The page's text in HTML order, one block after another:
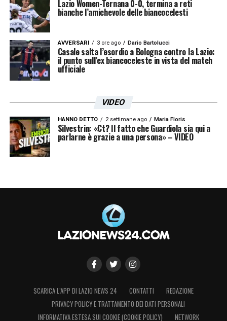
LA PLAYLIST DELLE NOSTRE TOP NEWS
Lazio Women-Ternana 0-0, termina a reti
bianche l’amichevole delle biancocelesti
AVVERSARI 3 ore ago Dario Bartolucci
Casale salta l’esordio a Bologna contro la Lazio:
il punto sull’ex biancoceleste in vista del match
ufficiale
VIDEO
HANNO DETTO 2 settimane ago Maria Floris
Silvestrin: «Ct? Il fatto che Guardiola sia qui a
parlarne è grazie a una persona» – VIDEO
SCARICA L’APP DI LAZIO NEWS 24 CONTATTI
REDAZIONE
PRIVACY POLICY E TRATTAMENTO DEI DATI PERSONALI
INFORMATIVA ESTESA SUI COOKIE (COOKIE POLICY)
NETWORK